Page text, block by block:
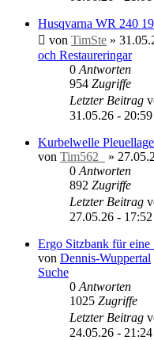
Husqvarna WR 240
von TimSte »
och Restaureringar
0 Antworten
954 Zugriffe
Letzter Beitrag
31.05.26 - 20:59
Kurbelwelle
von Tim562_ »
0 Antworten
892 Zugriffe
Letzter Beitrag
27.05.26 - 17:52
Ergo Sitzbank für eine
von Dennis-Wuppertal
Suche
0 Antworten
1025 Zugriffe
Letzter Beitrag
24.05.26 - 21:24